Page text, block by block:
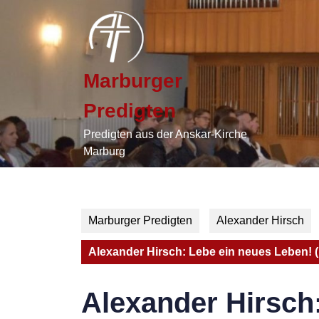
content
Marburger
Predigten
Predigten aus der Anskar-Kirche
Marburg
Marburger Predigten Alexander Hirsch
Alexander Hirsch: Lebe ein neues Leben!
Alexander